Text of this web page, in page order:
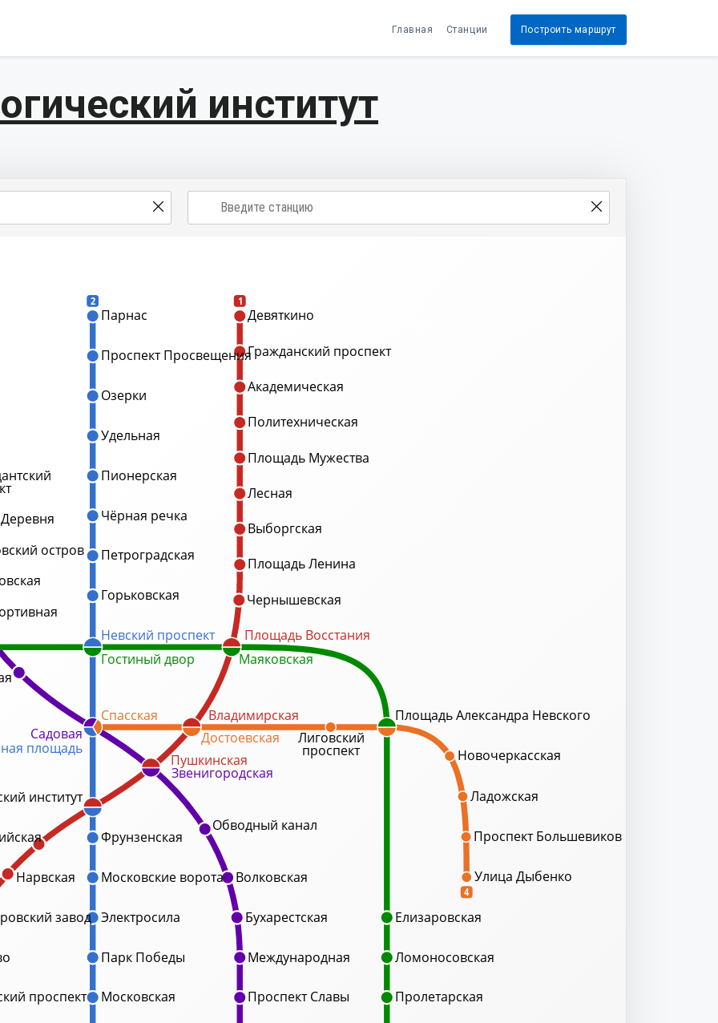
Главная Станции Построить маршрут
институт
4
2 1
Московские ворота Волковская
Обводный канал
Бухарестская
Международная
Достоевская
Владимирская
Лиговский
проспект
Спасская
Садовая
площадь
Звенигородская
Пушкинская
проспект
завод
Нарвская
институт
Московская
Фрунзенская
Парк Победы
Электросила
остров
Невский проспект
Гостиный двор Маяковская
Площадь Восстания
Площадь Александра Невского
Новочеркасская
Ладожская
Проспект Большевиков
Улица Дыбенко
Пролетарская
Ломоносовская
Елизаровская
Горьковская
Петроградская
Чёрная речка
Пионерская
Удельная
Озерки
Проспект Просвещения
Парнас
Чернышевская
Площадь Ленина
Выборгская
Лесная
Площадь Мужества
Политехническая
Академическая
Гражданский проспект
Девяткино
Проспект Славы